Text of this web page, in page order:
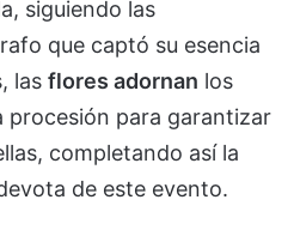
siguiendo las
que captó su esencia
las flores adornan los
procesión para garantizar
completando así la
de este evento.